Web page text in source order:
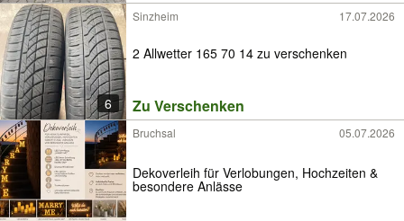
6
Sinzheim 17.07.2026
2 Allwetter 165 70 14 zu verschenken
Zu Verschenken
Bruchsal 05.07.2026
Dekoverleih für Verlobungen, Hochzeiten &
besondere Anlässe